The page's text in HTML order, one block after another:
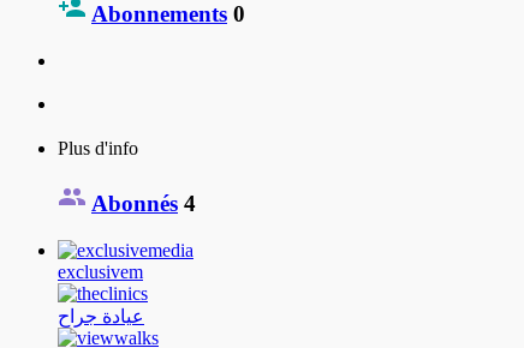
Abonnements 0
Plus d'info
Abonnés 4
exclusivem
عيادة جراح